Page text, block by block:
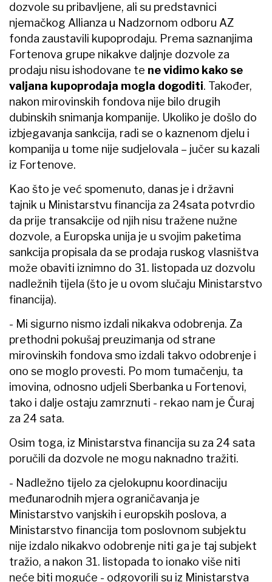
dozvole su pribavljene, ali su predstavnici
njemačkog Allianza u Nadzornom odboru AZ
fonda zaustavili kupoprodaju. Prema saznanjima
Fortenova grupe nikakve daljnje dozvole za
prodaju nisu ishodovane te ne vidimo kako se
valjana kupoprodaja mogla dogoditi. Također,
nakon mirovinskih fondova nije bilo drugih
dubinskih snimanja kompanije. Ukoliko je došlo do
izbjegavanja sankcija, radi se o kaznenom djelu i
kompanija u tome nije sudjelovala – jučer su kazali
iz Fortenove.
Kao što je već spomenuto, danas je i državni
tajnik u Ministarstvu financija za 24sata potvrdio
da prije transakcije od njih nisu tražene nužne
dozvole, a Europska unija je u svojim paketima
sankcija propisala da se prodaja ruskog vlasništva
može obaviti iznimno do 31. listopada uz dozvolu
nadležnih tijela (što je u ovom slučaju Ministarstvo
financija).
- Mi sigurno nismo izdali nikakva odobrenja. Za
prethodni pokušaj preuzimanja od strane
mirovinskih fondova smo izdali takvo odobrenje i
ono se moglo provesti. Po mom tumačenju, ta
imovina, odnosno udjeli Sberbanka u Fortenovi,
tako i dalje ostaju zamrznuti - rekao nam je Čuraj
za 24 sata.
Osim toga, iz Ministarstva financija su za 24 sata
poručili da dozvole ne mogu naknadno tražiti.
- Nadležno tijelo za cjelokupnu koordinaciju
međunarodnih mjera ograničavanja je
Ministarstvo vanjskih i europskih poslova, a
Ministarstvo financija tom poslovnom subjektu
nije izdalo nikakvo odobrenje niti ga je taj subjekt
tražio, a nakon 31. listopada to ionako više niti
neće biti moguće - odgovorili su iz Ministarstva